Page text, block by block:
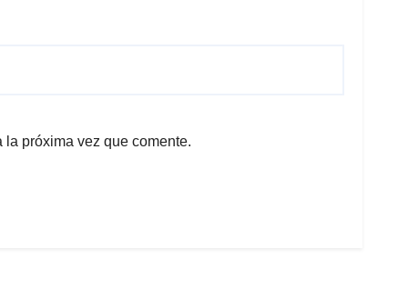
próxima vez que comente.